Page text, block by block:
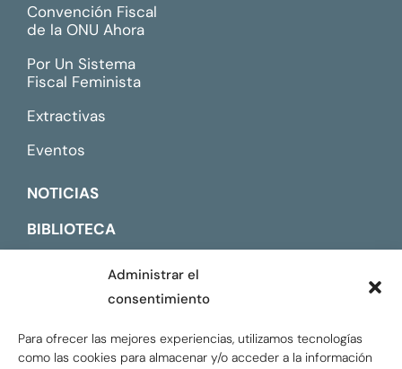
Administrar el
consentimiento
Para ofrecer las mejores experiencias, utilizamos tecnologías
como las cookies para almacenar y/o acceder a la información
Convención Fiscal
de la ONU Ahora
Por Un Sistema
Fiscal Feminista
Extractivas
Eventos
NOTICIAS
BIBLIOTECA